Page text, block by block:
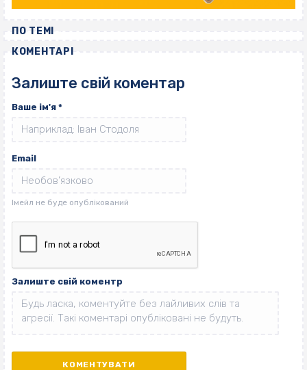
ПО ТЕМІ
КОМЕНТАРІ
Залиште свій коментар
Ваше ім'я *
Email
Залиште свій коментр